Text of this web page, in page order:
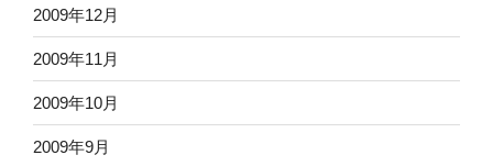
2009年12月
2009年11月
2009年10月
2009年9月